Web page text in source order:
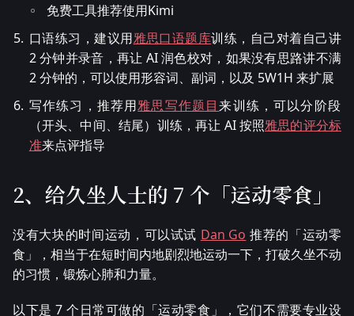
免费工具推荐使用Kimi
口语练习，建议用雅思口语题库训练，自己对着自己讲
2 分钟并录音，再让 AI 润色校对，如果没有思路讲不满
2 分钟的，可以使用形容词、副词，以及 5W1H 来扩展
写作练习，推荐用雅思写作题目来训练，可以分阶段
（开头、中间、结尾）训练，再让 AI 按照雅思的评分标
准来点评指导
2、给久坐人士的 7 个「运动零食」
没有大块的时间运动，可以试试 Dan Go 推荐的「运动零
食」，相当于在短时间内地剧烈地运动一下，打破久坐不动
的习惯，锻炼心肺和力量。
以下是 7 个日常可做的「运动零食」，它们不需要专业设